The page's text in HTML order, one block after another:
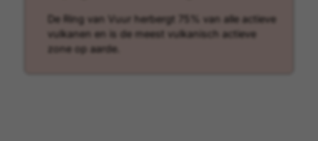
De Ring van Vuur herbergt 75% van alle actieve
vulkanen en is de meest vulkanisch actieve
zone op aarde.